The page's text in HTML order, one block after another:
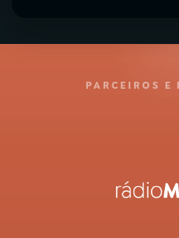
PARCEIROS E